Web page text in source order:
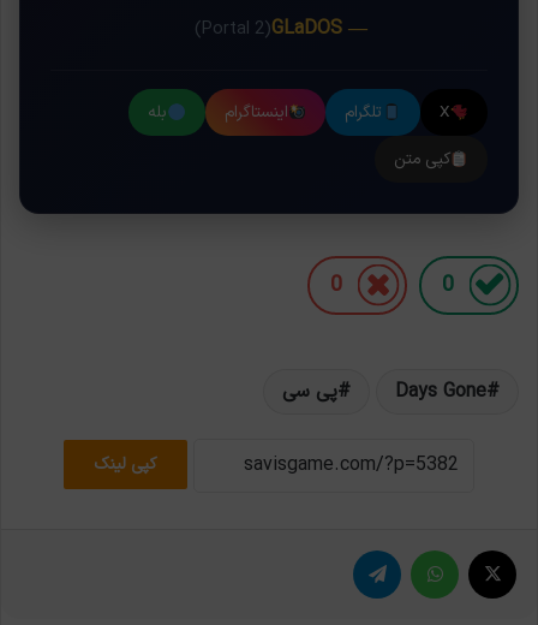
— GLaDOS
(Portal 2)
X تلگرام اینستاگرام
بله
کپی متن
0
0
Days Gone پی سی
کپی لینک